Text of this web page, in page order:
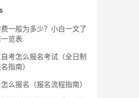
一般为多少？小白一文了
览表
考怎么报名考试（全日制
指南）
么报名（报名流程指南）